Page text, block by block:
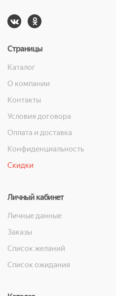
Страницы
Каталог
О компании
Контакты
Условия договора
Оплата и доставка
Конфиденциальность
Скидки
Личный кабинет
Личные данные
Заказы
Список желаний
Список ожидания